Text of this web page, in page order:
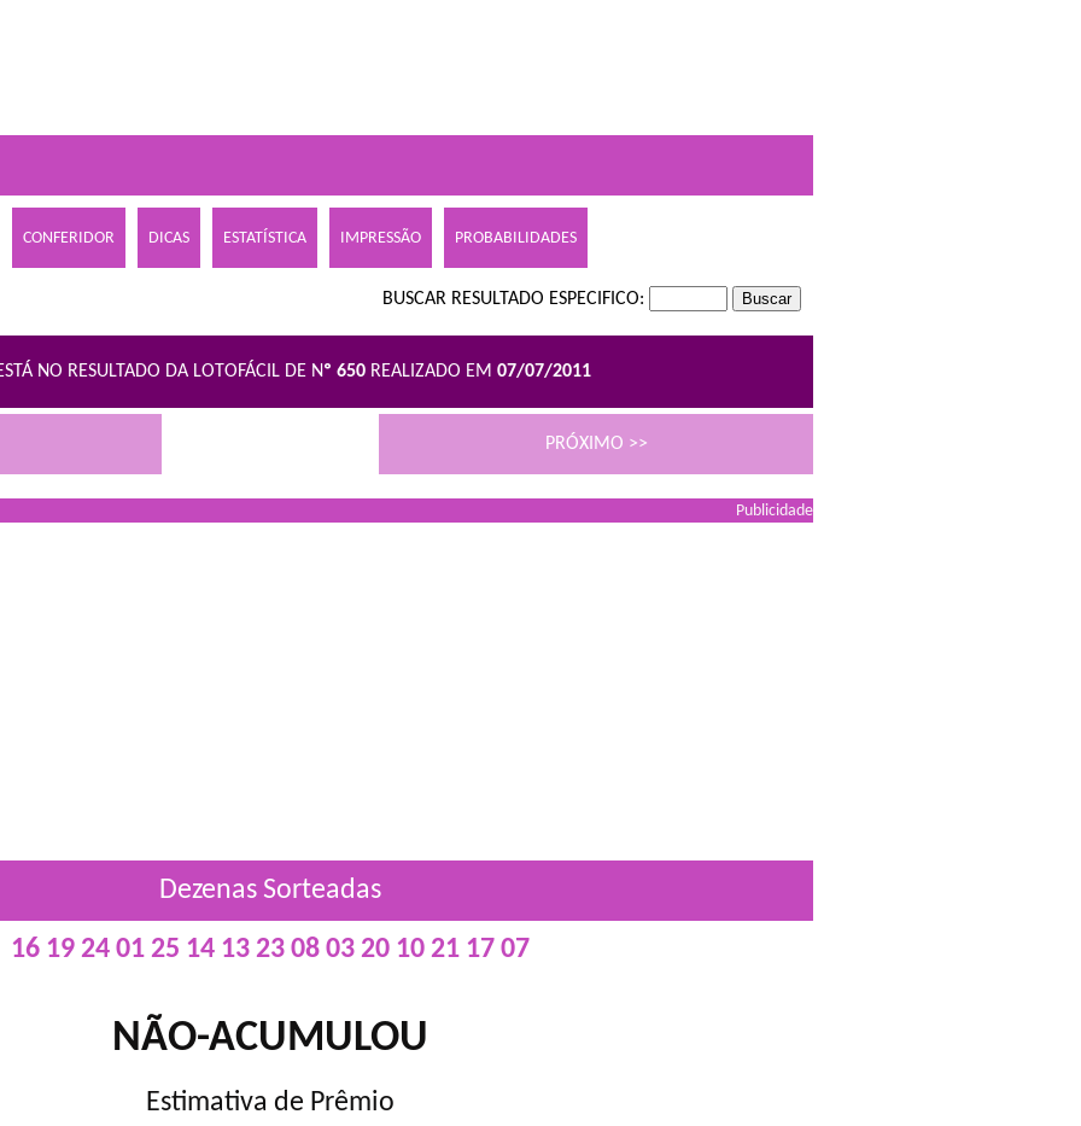
CONFERIDOR DICAS ESTATÍSTICA IMPRESSÃO PROBABILIDADES
BUSCAR RESULTADO ESPECIFICO:
NO RESULTADO DA LOTOFÁCIL DE Nº 650 REALIZADO EM 07/07/2011
PRÓXIMO >>
Publicidade
Dezenas Sorteadas
16 19 24 01 25 14 13 23 08 03 20 10 21 17 07
NÃO-ACUMULOU
Estimativa de Prêmio